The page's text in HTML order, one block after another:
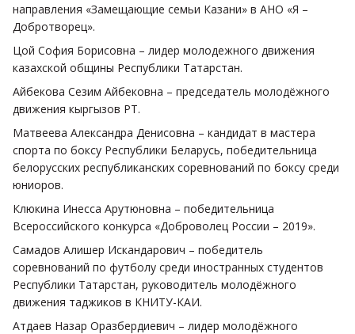
направления «Замещающие семьи Казани» в АНО «Я –
Добротворец».
Цой София Борисовна – лидер молодежного движения
казахской общины Республики Татарстан.
Айбекова Сезим Айбековна – председатель молодёжного
движения кыргызов РТ.
Матвеева Александра Денисовна – кандидат в мастера
спорта по боксу Республики Беларусь, победительница
белорусских республиканских соревнований по боксу среди
юниоров.
Клюкина Инесса Арутюновна – победительница
Всероссийского конкурса «Доброволец России – 2019».
Самадов Алишер Искандарович – победитель
соревнований по футболу среди иностранных студентов
Республики Татарстан, руководитель молодёжного
движения таджиков в КНИТУ-КАИ.
Атдаев Назар Оразбердиевич – лидер молодёжного